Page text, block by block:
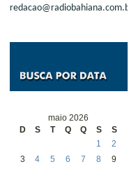
redacao@radiobahiana.com.br
maio 2026
D
S T Q Q S
S
1
2
3
4 5 6 7 8
9